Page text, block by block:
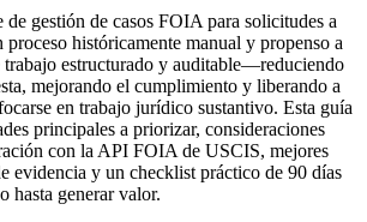
gestión de casos FOIA para solicitudes a
históricamente manual y propenso a
trabajo estructurado y auditable—reduciendo
mejorando el cumplimiento y liberando a
en trabajo jurídico sustantivo. Esta guía
principales a priorizar, consideraciones
con la API FOIA de USCIS, mejores
evidencia y un checklist práctico de 90 días
hasta generar valor.